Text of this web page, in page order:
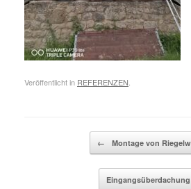
Veröffentlicht in REFERENZEN
← Montage von
Eingangsüberdachung